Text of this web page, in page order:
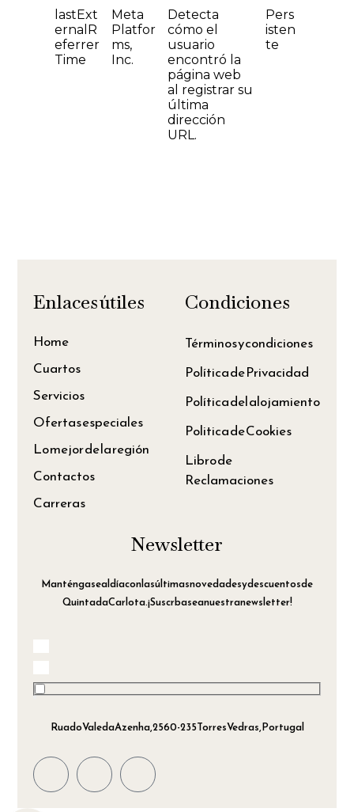
lastExt
ernalR
eferrer
Time
Meta
Platfor
ms,
Inc.
Detecta
cómo el
usuario
encontró la
página web
al registrar su
última
dirección
URL.
Pers
isten
te
Enlaces útiles
Home
Cuartos
Servicios
Ofertas especiales
Lo mejor de la región
Contactos
Carreras
Condiciones
Términos y condiciones
Política de Privacidad
Política del alojamiento
Politica de Cookies
Libro de
Reclamaciones
Newsletter
Manténgase al día con las últimas novedades y descuentos de
Quinta da Carlota. ¡Suscrbase a nuestra newsletter!
Rua do Vale da Azenha, 2560-235 Torres Vedras, Portugal